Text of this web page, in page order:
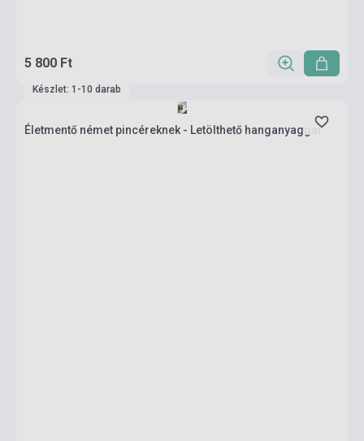
5 800 Ft
Készlet: 1-10 darab
Életmentő német pincéreknek - Letölthető hanganyaggal